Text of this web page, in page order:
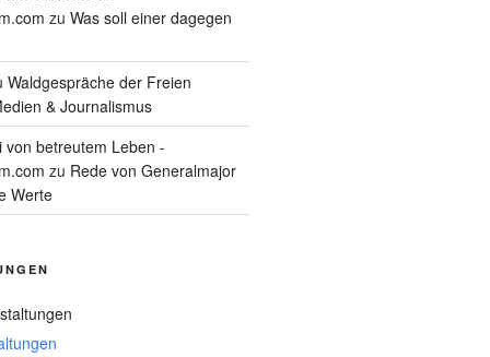
zu Was soll einer dagegen
Waldgespräche der Freien
& Journalismus
von betreutem Leben -
zu Rede von Generalmajor
Werte